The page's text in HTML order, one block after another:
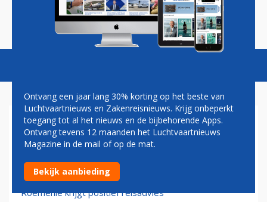
Magazine Podcasts Vacatures
CLUJ-NAPOCA
Blue Air opent route tussen Iasi en Amsterdam
31-08-2022 - 16:25
Roemenië krijgt positief reisadvies
Ontvang een jaar lang 30% korting op het beste van
Luchtvaartnieuws en Zakenreisnieuws. Krijg onbeperkt
toegang tot al het nieuws en de bijbehorende Apps.
Ontvang tevens 12 maanden het Luchtvaartnieuws
Magazine in de mail of op de mat.
Bekijk aanbieding